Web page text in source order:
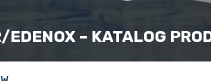
EDENOX – KATALOG